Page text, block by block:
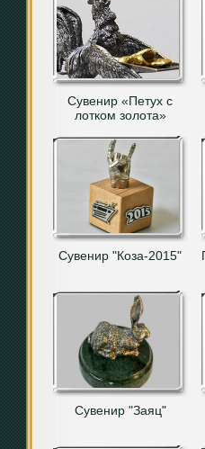
Сувенир «Петух с
лотком золота»
Сувенир "Коза-2015"
Сувенир "Заяц"